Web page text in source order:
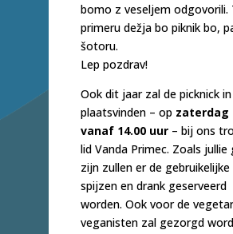
bomo z veseljem odgovorili.
primeru dežja bo piknik bo,
šotoru.
Lep pozdrav!
Ook dit jaar zal de picknick
plaatsvinden – op zaterdag
vanaf 14.00 uur– bij ons
lid Vanda Primec. Zoals jullie
zijn zullen er de gebruikelijke
spijzen en drank geserveerd
worden. Ook voor de
veganisten zal gezorgd